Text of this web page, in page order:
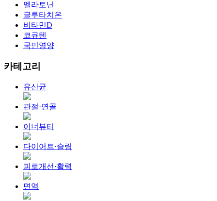
멜라토닌
글루타치온
비타민D
코큐텐
국민영양
카테고리
유산균
관절·연골
이너뷰티
다이어트·슬림
피로개선·활력
면역